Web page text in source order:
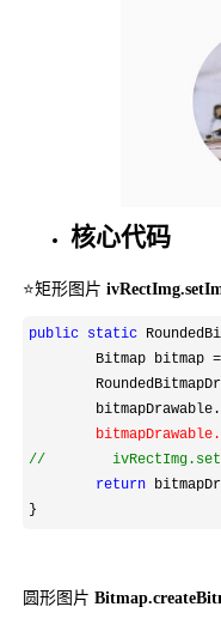
核心代码
⭐矩形图片
public static
        Bitmap bitmap
=
//
return
}
圆形图片